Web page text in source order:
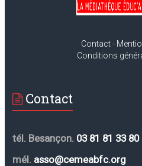
Contact-
Conditions
Contact
tél. Besançon. 03 81 81 33 80
mél. asso@cemeabfc.org